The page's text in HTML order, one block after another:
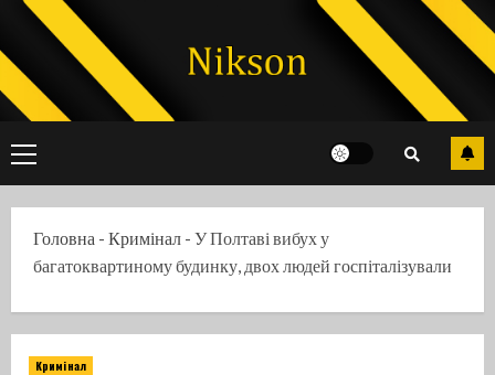
Skip
content
Primary
Menu
Головна - Кримінал - У Полтаві вибух у
багатоквартиному будинку, двох людей госпіталізували
Кримінал